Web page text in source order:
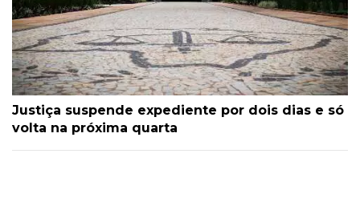
Justiça suspende expediente por dois dias e só
volta na próxima quarta